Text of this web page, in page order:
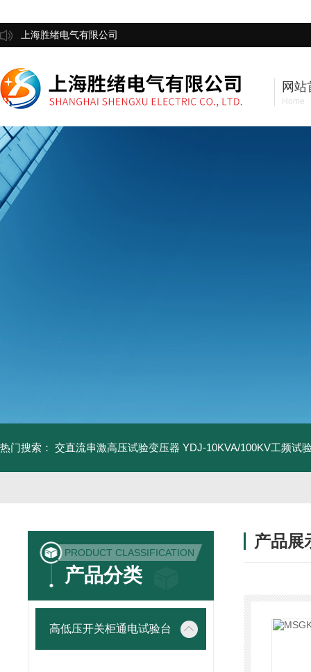
上海胜绪电气有限公司
网站
Home
热门搜索： 交直流串激高压试验变压器 YDJ-10KVA/100KV工频试
PRODUCT CLASSIFICATION
产品分类
高低压开关柜通电试验台
产品展